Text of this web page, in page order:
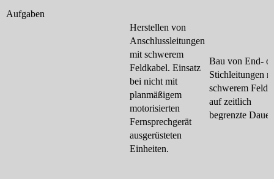
Aufgaben
Herstellen von
Anschlussleitungen
mit schwerem
Feldkabel. Einsatz
bei nicht mit
planmäßigem
motorisierten
Fernsprechgerät
ausgerüsteten
Einheiten.
Bau von End-
Stichleitungen
schwerem
auf zeitlich
begrenzte Dauer.